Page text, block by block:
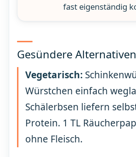
fast eigenständig
Gesündere Alternativen
Vegetarisch:
Würstchen einfach
Schälerbsen liefern
Protein. 1 TL
ohne Fleisch.